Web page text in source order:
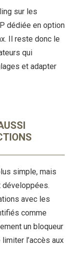
sur les
dédiée en option
Il reste donc le
qui
et adapter
simple, mais
avec les
comme
un bloqueur
l’accès aux